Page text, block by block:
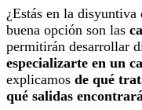
¿Estás en la disyuntiva
buena opción son las
permitirán desarrollar
especializarte en un
explicamos de qué
qué salidas